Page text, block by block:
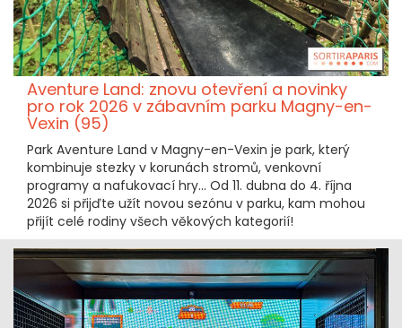
Aventure Land: znovu otevření a novinky
pro rok 2026 v zábavním parku Magny-en-
Vexin (95)
Park Aventure Land v Magny-en-Vexin je park, který
kombinuje stezky v korunách stromů, venkovní
programy a nafukovací hry... Od 11. dubna do 4. října
2026 si přijďte užít novou sezónu v parku, kam mohou
přijít celé rodiny všech věkových kategorií!